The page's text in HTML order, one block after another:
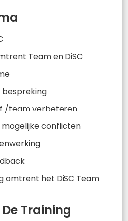
Team en DiSC
bespreking
/team verbeteren
mogelijke conflicten
omtrent het DiSC Team
Training